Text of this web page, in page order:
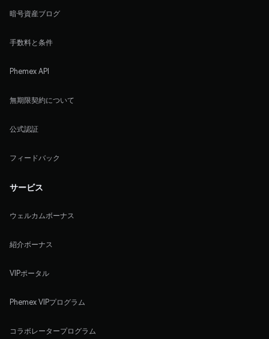
暗号資産ブログ
手数料と条件
Phemex API
無期限契約について
公式認証
フィードバック
サービス
ウェルカムボーナス
紹介ボーナス
VIPポータル
Phemex VIPプログラム
コラボレータープログラム